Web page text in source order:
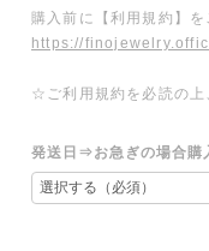
購入前に【利用規約】を
https://
☆ご利用規約を必読の上
発送日⇒お急ぎの場合購